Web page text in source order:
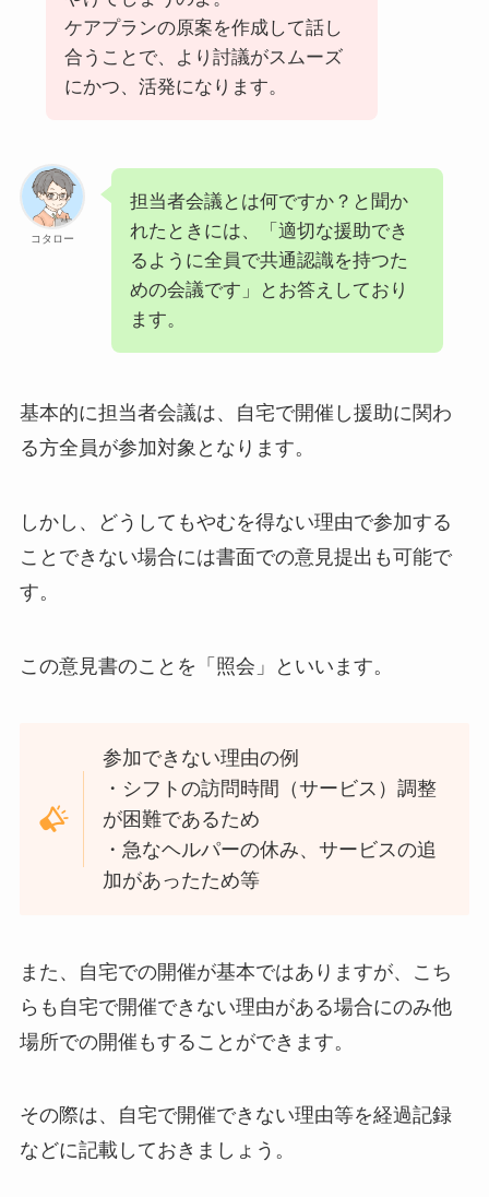
ケアプランの原案を作成して話し
合うことで、より討議がスムーズ
にかつ、活発になります。
コタロー
担当者会議とは何ですか？と聞か
れたときには、「適切な援助でき
るように全員で共通認識を持つた
めの会議です」とお答えしており
ます。
基本的に担当者会議は、自宅で開催し援助に関わ
る方全員が参加対象となります。
しかし、どうしてもやむを得ない理由で参加する
ことできない場合には書面での意見提出も可能で
す。
この意見書のことを「照会」といいます。
参加できない理由の例
・シフトの訪問時間（サービス）調整
が困難であるため
・急なヘルパーの休み、サービスの追
加があったため等
また、自宅での開催が基本ではありますが、こち
らも自宅で開催できない理由がある場合にのみ他
場所での開催もすることができます。
その際は、自宅で開催できない理由等を経過記録
などに記載しておきましょう。